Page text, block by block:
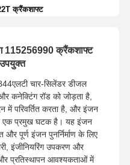
क्रैंकशाफ्ट
115256990 क्रैंकशाफ्ट
चार-सिलेंडर डीजल
कनेक्टिंग रॉड को जोड़ता है,
में परिवर्तित करता है, और इंजन
एक प्रमुख घटक है। यह इंजन
पूर्ण इंजन पुनर्निर्माण के लिए
इंजीनियरिंग उपकरण और
प्रतिस्थापन आवश्यकताओं में